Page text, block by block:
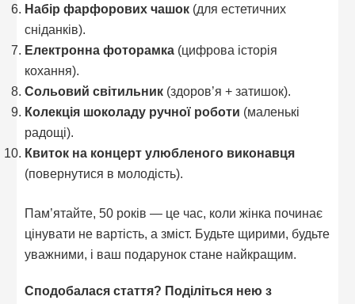
Набір фарфорових чашок (для естетичних
сніданків).
Електронна фоторамка (цифрова історія
кохання).
Сольовий світильник (здоров’я + затишок).
Колекція шоколаду ручної роботи (маленькі
радощі).
Квиток на концерт улюбленого виконавця
(повернутися в молодість).
Пам’ятайте, 50 років — це час, коли жінка починає
цінувати не вартість, а зміст. Будьте щирими, будьте
уважними, і ваш подарунок стане найкращим.
Сподобалася стаття? Поділіться нею з